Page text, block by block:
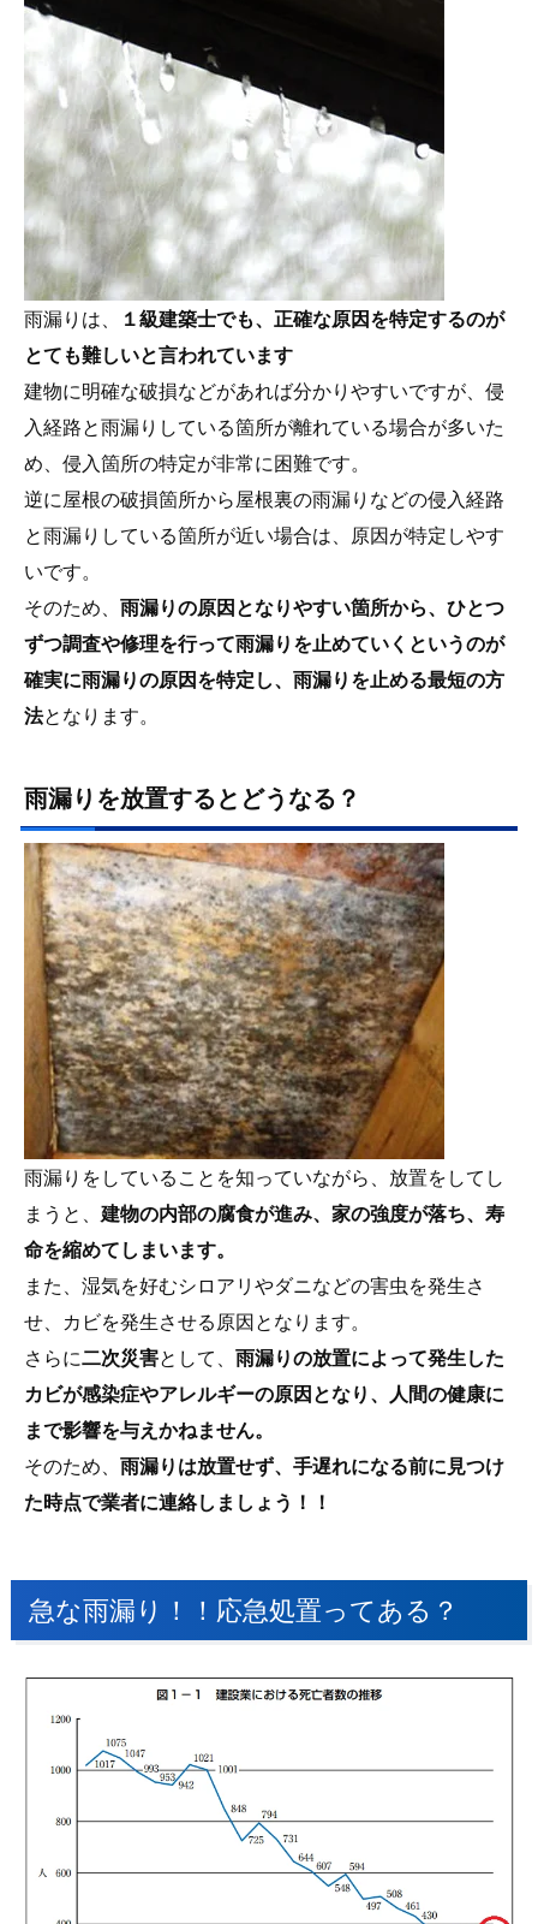
雨漏りは、
１級建築士でも、正確な原因を特定するのが
とても難しいと言われています
建物に明確な破損などがあれば分かりやすいですが、侵
入経路と雨漏りしている箇所が離れている場合が多いた
め、侵入箇所の特定が非常に困難です。
逆に屋根の破損箇所から屋根裏の雨漏りなどの侵入経路
と雨漏りしている箇所が近い場合は、原因が特定しやす
いです。
そのため、雨漏りの原因となりやすい箇所から、ひとつ
ずつ調査や修理を行って雨漏りを止めていくというのが
確実に雨漏りの原因を特定し、雨漏りを止める最短の方
法となります。
雨漏りを放置するとどうなる？
雨漏りをしていることを知っていながら、放置をしてし
まうと、建物の内部の腐食が進み、家の強度が落ち、寿
命を縮めてしまいます。
また、湿気を好むシロアリやダニなどの害虫を発生さ
せ、カビを発生させる原因となります。
さらに二次災害として、雨漏りの放置によって発生した
カビが感染症やアレルギーの原因となり、人間の健康に
まで影響を与えかねません。
そのため、雨漏りは放置せず、手遅れになる前に見つけ
た時点で業者に連絡しましょう！！
急な雨漏り！！応急処置ってある？